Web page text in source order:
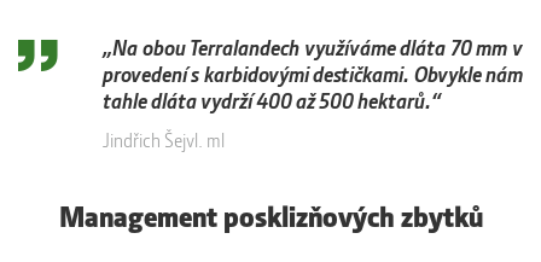
„Na obou Terralandech využíváme dláta 70 mm v
provedení s karbidovými destičkami. Obvykle nám
tahle dláta vydrží 400 až 500 hektarů.“
Jindřich Šejvl. ml
Management posklizňových zbytků